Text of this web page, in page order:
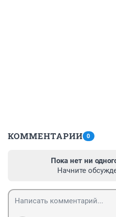
КОММЕНТАРИИ 0
Пока нет ни
Начните